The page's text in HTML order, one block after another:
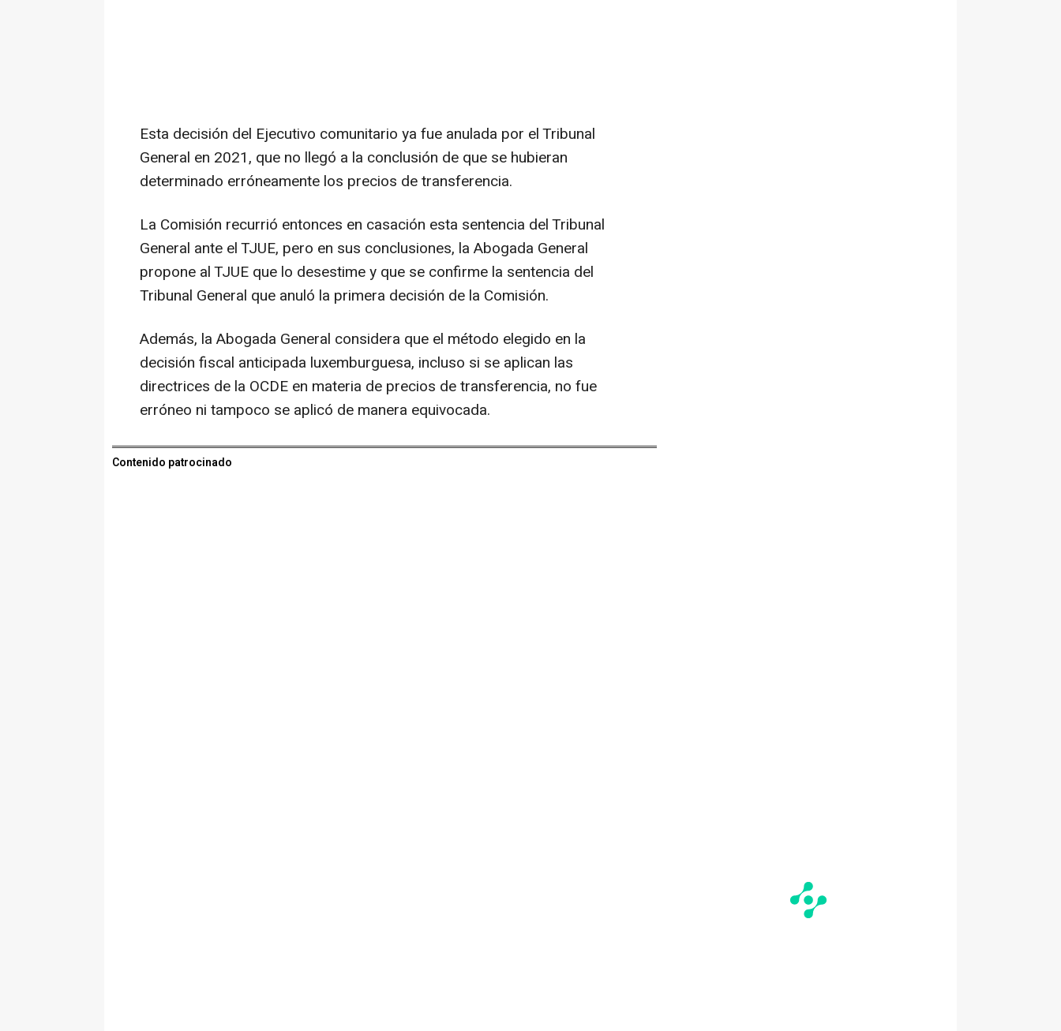
Esta decisión del Ejecutivo comunitario ya fue anulada por el Tribunal
General en 2021, que no llegó a la conclusión de que se hubieran
determinado erróneamente los precios de transferencia.
La Comisión recurrió entonces en casación esta sentencia del Tribunal
General ante el TJUE, pero en sus conclusiones, la Abogada General
propone al TJUE que lo desestime y que se confirme la sentencia del
Tribunal General que anuló la primera decisión de la Comisión.
Además, la Abogada General considera que el método elegido en la
decisión fiscal anticipada luxemburguesa, incluso si se aplican las
directrices de la OCDE en materia de precios de transferencia, no fue
erróneo ni tampoco se aplicó de manera equivocada.
Contenido patrocinado